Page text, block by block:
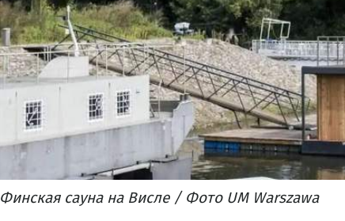
Финская сауна на Висле / Фото UM Warszawa